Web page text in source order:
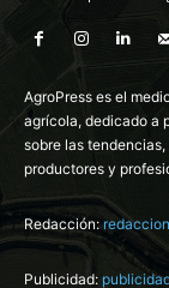
AgroPress es el
agrícola, dedicado a
sobre las
productores y
Redacción:
Publicidad: